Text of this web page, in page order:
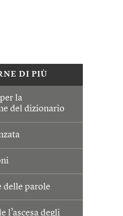
DI PIÙ
la
del dizionario
delle parole
l’ascesa degli